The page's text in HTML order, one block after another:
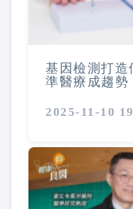
基因檢測打
準醫療成趨勢
2025-11-10